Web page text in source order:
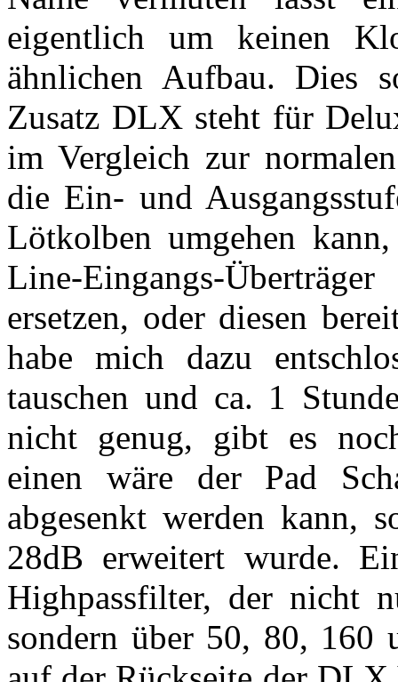
eigentlich um keinen
ähnlichen Aufbau. Dies
Zusatz DLX steht für
im Vergleich zur
die Ein- und
Lötkolben umgehen
Line-Eingangs-
ersetzen, oder diesen
habe mich dazu
tauschen und ca. 1
nicht genug, gibt es
einen wäre der Pad
abgesenkt werden kann,
28dB erweitert wurde.
Highpassfilter, der nicht
sondern über 50, 80, 160